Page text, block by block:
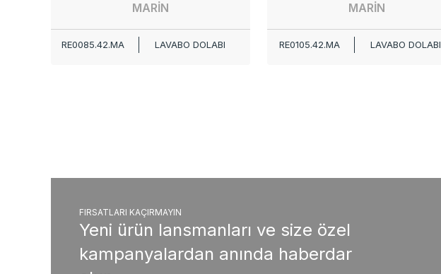
MARİN
RE0085.42.MA LAVABO DOLABI
MARİN
RE0105.42.MA LAVABO DOLABI
FIRSATLARI KAÇIRMAYIN
Yeni ürün lansmanları ve size özel
kampanyalardan anında haberdar